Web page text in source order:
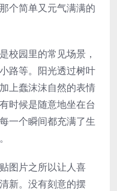
个简单又元气满满的
校园里的常见场景，
路等。阳光透过树叶
上蠢沫沫自然的表情
时候是随意地坐在台
一个瞬间都充满了生
图片之所以让人喜
新。没有刻意的摆